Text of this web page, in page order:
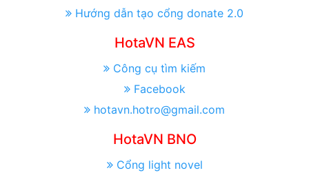
Hướng dẫn tạo cổng donate 2.0
HotaVN EAS
Công cụ tìm kiếm
Facebook
hotavn.hotro@gmail.com
HotaVN BNO
Cổng light novel